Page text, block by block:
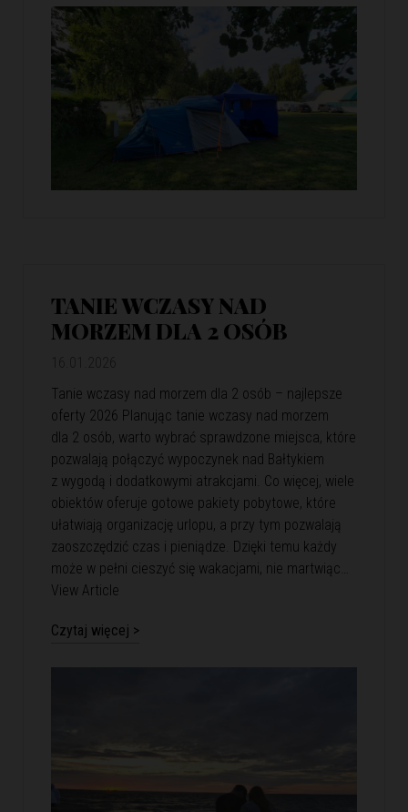
TANIE WCZASY NAD
MORZEM DLA 2 OSÓB
Tanie wczasy nad morzem dla 2 osób – najlepsze
oferty 2026 Planując tanie wczasy nad morzem
dla 2 osób, warto wybrać sprawdzone miejsca, które
pozwalają połączyć wypoczynek nad Bałtykiem
z wygodą i dodatkowymi atrakcjami. Co więcej, wiele
obiektów oferuje gotowe pakiety pobytowe, które
ułatwiają organizację urlopu, a przy tym pozwalają
zaoszczędzić czas i pieniądze. Dzięki temu każdy
może w pełni cieszyć się wakacjami, nie martwiąc…
View Article
Czytaj więcej >